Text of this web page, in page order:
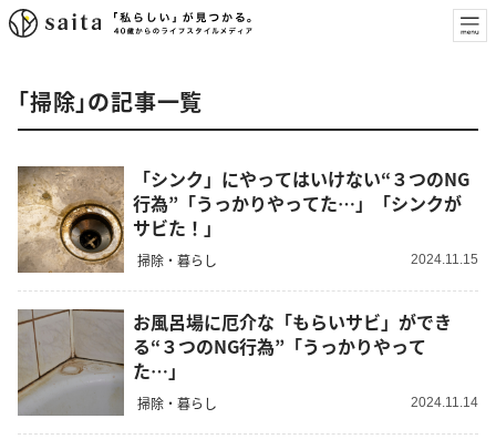
「掃除」の記事一覧
「シンク」にやってはいけない“３つのNG
行為”「うっかりやってた…」「シンクが
サビた！」
掃除・暮らし 2024.11.15
お風呂場に厄介な「もらいサビ」ができ
る“３つのNG行為”「うっかりやって
た…」
掃除・暮らし 2024.11.14